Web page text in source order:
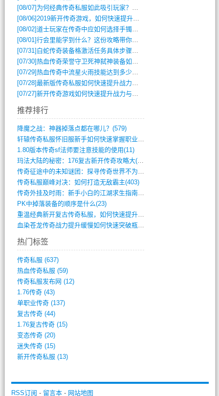
[08/07] 为何经典传奇私服如此吸引玩家？深度攻略解析
[08/06]2019新开传奇游戏，如何快速提升角色等级？
[08/02]道士玩家在传奇中应如何选择手镯装备？
[08/01]行会里能学到什么？这份攻略带你全掌握
[07/31] 白蛇传奇装备格激活任务具体步骤是什么？如何完成？
[07/30]热血传奇荣誉守卫死神弑神装备如何获取与佩戴攻略？
[07/29]热血传奇中流星火雨技能达到多少级可以开始练装备？
[07/28]最新版传奇私服如何快速提升战力与获取稀有装备？
[07/27]新开传奇游戏如何快速提升战力与获取稀有装备？
推荐排行
降魔之战：神器掉落点都在哪儿？(579)
轩辕传奇私服怀旧服新手如何快速掌握职业选(993)
1.80版本传奇sf法师要注意技能的使用(11)
玛法大陆的秘密：176复古新开传奇攻略大(486)
传奇征途中的未知谜团：探寻传奇世界不为人(595)
传奇私服巅峰对决：如何打造无敌霸主(403)
传奇外挂及时雨：新手小白的江湖求生指南(802)
PK中掉落装备的顺序是什么(23)
重温经典新开复古传奇私服，如何快速提升等(392)
血染苍龙传奇战力提升缓慢如何快速突破瓶颈(654)
热门标签
传奇私服 (637)
热血传奇私服 (59)
传奇私服发布网 (12)
1.76传奇(43)
单职业传奇(137)
复古传奇(44)
1.76复古传奇(15)
变态传奇(20)
迷失传奇(15)
新开传奇私服 (13)
RSS订阅 - 留言本- 网站地图